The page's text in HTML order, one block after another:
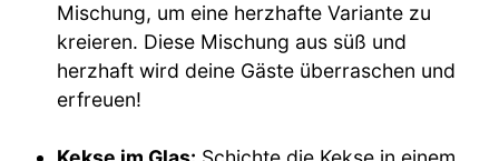
Mischung, um eine herzhafte Variante zu
kreieren. Diese Mischung aus süß und
herzhaft wird deine Gäste überraschen und
erfreuen!